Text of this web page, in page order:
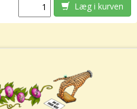
Læg i kurven